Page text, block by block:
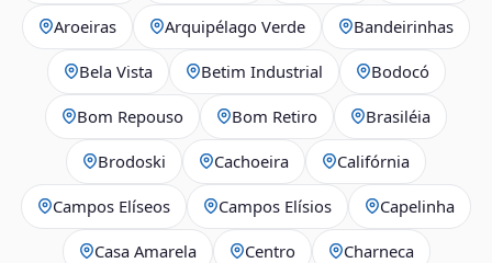
Aroeiras Arquipélago Verde Bandeirinhas
Bela Vista Betim Industrial Bodocó
Bom Repouso Bom Retiro Brasiléia
Brodoski Cachoeira Califórnia
Campos Elíseos Campos Elísios Capelinha
Casa Amarela Centro Charneca